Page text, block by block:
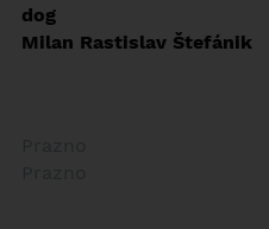
dog
Milan Rastislav Štefánik